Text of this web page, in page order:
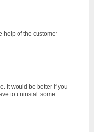
help of the customer
It would be better if you
to uninstall some